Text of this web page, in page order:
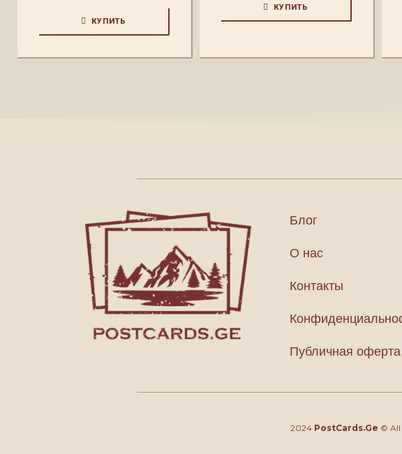
КУПИТЬ
КУПИТЬ
Блог
О нас
Контакты
Публичная оферта
2024 PostCards.Ge © All